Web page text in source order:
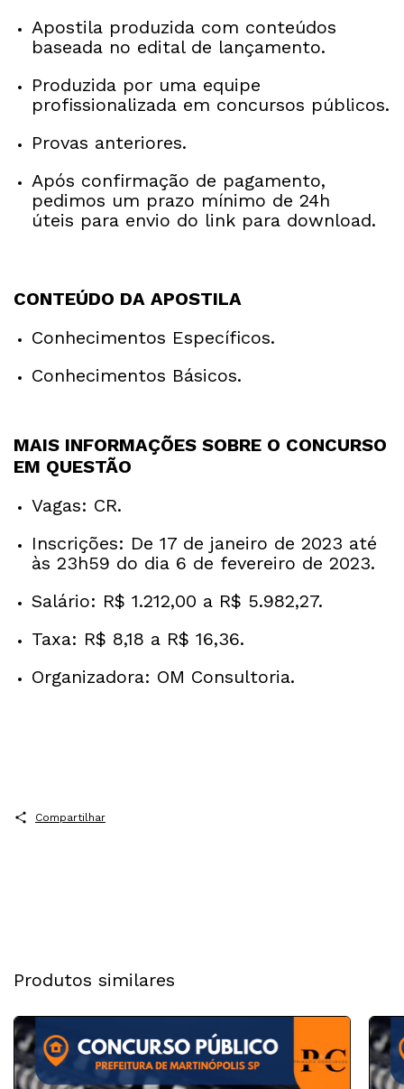
Apostila produzida com conteúdos
baseada no edital de lançamento.
Produzida por uma equipe
profissionalizada em concursos públicos.
Provas anteriores.
Após confirmação de pagamento,
pedimos um prazo mínimo de 24h
úteis para envio do link para download.
CONTEÚDO DA APOSTILA
Conhecimentos Específicos.
Conhecimentos Básicos.
MAIS INFORMAÇÕES SOBRE O CONCURSO
EM QUESTÃO
Vagas: CR.
Inscrições: De 17 de janeiro de 2023 até
às 23h59 do dia 6 de fevereiro de 2023.
Salário: R$ 1.212,00 a R$ 5.982,27.
Taxa: R$ 8,18 a R$ 16,36.
Organizadora: OM Consultoria.
Compartilhar
Produtos similares